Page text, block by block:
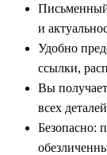
официальными
Именно здесь
колоссальный
Кхмерской
квадратных
по самым
каменного
Письменный
и
Удобно
ссылки,
Вы
всех
Безопасно: